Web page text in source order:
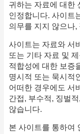
귀하는 자료에 대한
인정합니다. 사이트
의무를 지지 않으나
사이트는 자료와 서
또는 기타 자료 및
적합성에 대한 보증
명시적 또는 묵시적
어떠한 경우에도 서
간접, 부수적, 징벌
않습니다.
본 사이트를 통하여